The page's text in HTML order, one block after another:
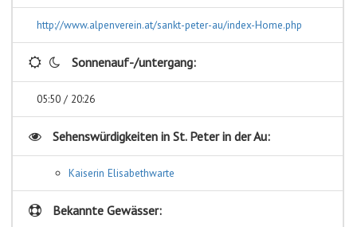
http://www.alpenverein.at/sankt-peter-au/index-Home.php
Sonnenauf-/untergang:
05:50 / 20:26
Sehenswürdigkeiten in St. Peter in der Au:
Kaiserin Elisabethwarte
Bekannte Gewässer: